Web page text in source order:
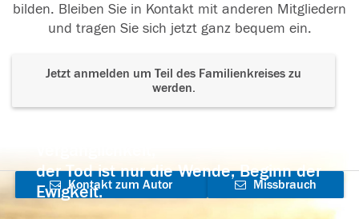
bilden. Bleiben Sie in Kontakt mit anderen Mitgliedern
und tragen Sie sich jetzt ganz bequem ein.
Jetzt anmelden um Teil des Familienkreises zu
werden.
der Tod ist nur die Wende, Beginn der
Ewigkeit.
Kontakt zum Autor
aufnehmen
Missbrauch